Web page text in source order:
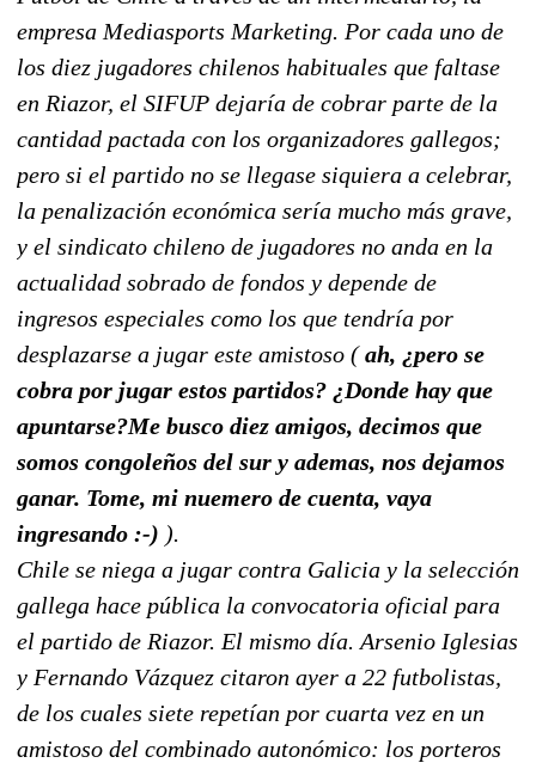
empresa Mediasports Marketing. Por cada uno de
los diez jugadores chilenos habituales que faltase
en Riazor, el SIFUP dejaría de cobrar parte de la
cantidad pactada con los organizadores gallegos;
pero si el partido no se llegase siquiera a celebrar,
la penalización económica sería mucho más grave,
y el sindicato chileno de jugadores no anda en la
actualidad sobrado de fondos y depende de
ingresos especiales como los que tendría por
desplazarse a jugar este amistoso (ah, ¿pero se
cobra por jugar estos partidos? ¿Donde hay que
apuntarse?Me busco diez amigos, decimos que
somos congoleños del sur y ademas, nos dejamos
ganar. Tome, mi nuemero de cuenta, vaya
ingresando :-) ).
Chile se niega a jugar contra Galicia y la selección
gallega hace pública la convocatoria oficial para
el partido de Riazor. El mismo día. Arsenio Iglesias
y Fernando Vázquez citaron ayer a 22 futbolistas,
de los cuales siete repetían por cuarta vez en un
amistoso del combinado autonómico: los porteros